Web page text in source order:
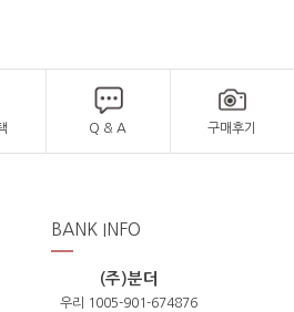
Q & A 구매후기
BANK INFO
(주)분더
우리 1005-901-674876